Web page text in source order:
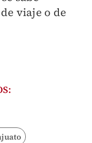
viaje o de